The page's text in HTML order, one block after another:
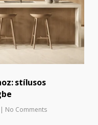
stílusos
| No Comments